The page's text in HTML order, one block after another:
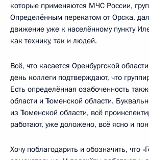
которые применяются МЧС России,
Определённым перекатом от Орска,
движение уже к населённому пункту
как технику, так и людей.
Всё, что касается Оренбургской
день коллеги подтверждают, что
Есть определённая озабоченность
области и Тюменской области.
из Тюменской области, всё
работают, уже доложено, всё ясно и
Хочу поблагодарить и обозначить, что